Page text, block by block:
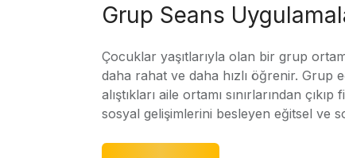
Grup Seans
Çocuklar yaşıtlarıyla olan bir grup
daha rahat ve daha hızlı öğrenir. Grup
alıştıkları aile ortamı sınırlarından
sosyal gelişimlerini besleyen eğitsel ve